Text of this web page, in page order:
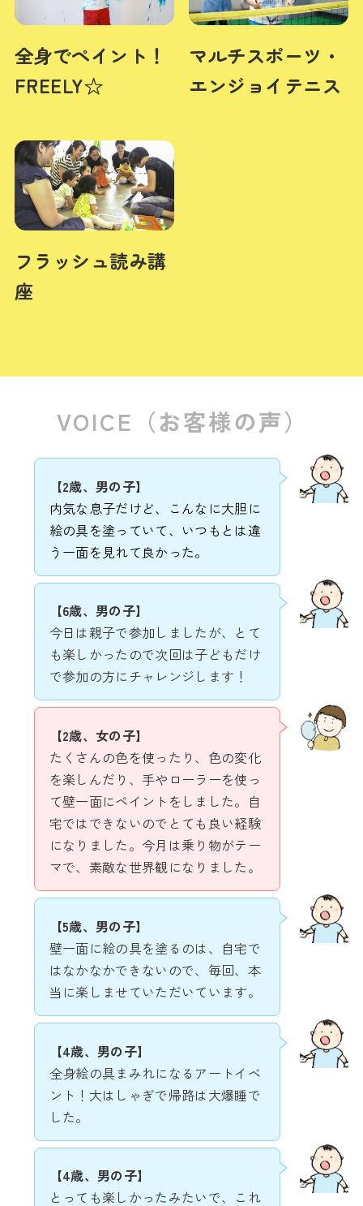
全身でペイント！
FREELY☆
マルチスポーツ・
エンジョイテニス
フラッシュ読み講
座
VOICE（お客様の声）
【2歳、男の子】
内気な息子だけど、こんなに大胆に
絵の具を塗っていて、いつもとは違
う一面を見れて良かった。
【6歳、男の子】
今日は親子で参加しましたが、とて
も楽しかったので次回は子どもだけ
で参加の方にチャレンジします！
【2歳、女の子】
たくさんの色を使ったり、色の変化
を楽しんだり、手やローラーを使っ
て壁一面にペイントをしました。自
宅ではできないのでとても良い経験
になりました。今月は乗り物がテー
マで、素敵な世界観になりました。
【5歳、男の子】
壁一面に絵の具を塗るのは、自宅で
はなかなかできないので、毎回、本
当に楽しませていただいています。
【4歳、男の子】
全身絵の具まみれになるアートイベ
ント！大はしゃぎで帰路は大爆睡で
した。
【4歳、男の子】
とっても楽しかったみたいで、これ